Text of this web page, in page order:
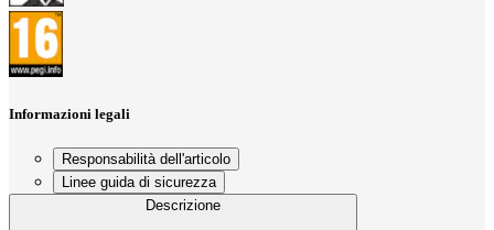
Informazioni legali
Responsabilità dell'articolo
Linee guida di sicurezza
Descrizione